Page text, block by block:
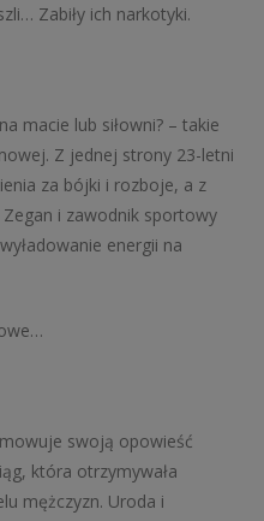
Zabiły ich narkotyki.
macie lub siłowni? – takie
Z jednej strony 23-letni
za bójki i rozboje, a z
i zawodnik sportowy
energii na
swoją opowieść
która otrzymywała
mężczyzn. Uroda i